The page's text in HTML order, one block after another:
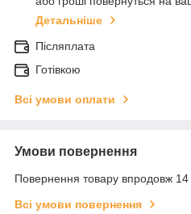
Детальніше
Післяплата
Готівкою
Всі умови оплати
Умови повернення
Повернення товару впродовж 14
Всі умови повернення